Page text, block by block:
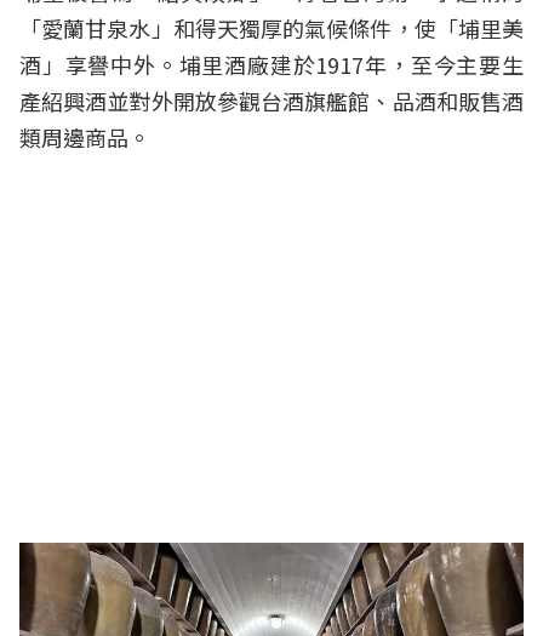
「愛蘭甘泉水」和得天獨厚的氣候條件，使「埔里美
酒」享譽中外。埔里酒廠建於1917年，至今主要生
產紹興酒並對外開放參觀台酒旗艦館、品酒和販售酒
類周邊商品。